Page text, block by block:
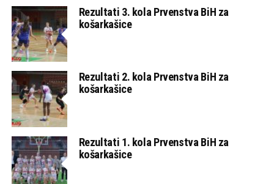
Rezultati 3. kola Prvenstva BiH za
košarkašice
Rezultati 2. kola Prvenstva BiH za
košarkašice
Rezultati 1. kola Prvenstva BiH za
košarkašice